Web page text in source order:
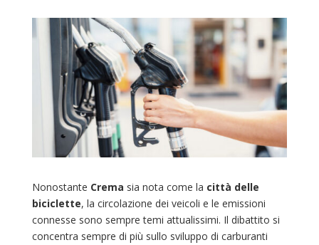
Nonostante Crema sia nota come la città delle
biciclette, la circolazione dei veicoli e le emissioni
connesse sono sempre temi attualissimi. Il dibattito si
concentra sempre di più sullo sviluppo di carburanti